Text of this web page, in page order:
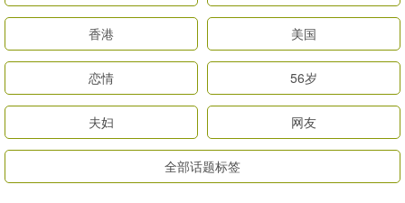
香港 美国
恋情 56岁
夫妇 网友
全部话题标签